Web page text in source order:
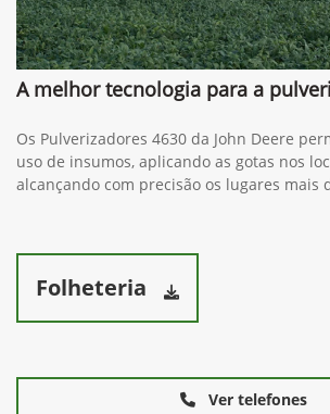
A melhor tecnologia para a
Os Pulverizadores 4630 da John Deere
uso de insumos, aplicando as gotas nos
alcançando com precisão os lugares mais
Folheteria
Ver telefones